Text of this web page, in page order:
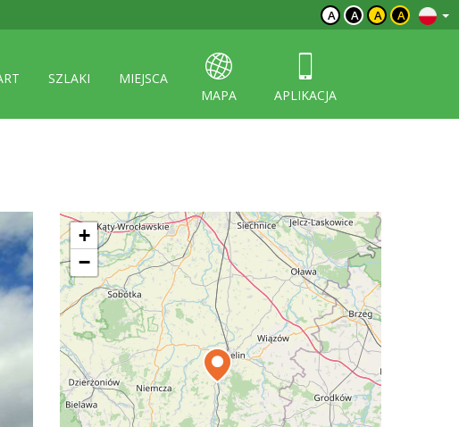
A A A A
SZLAKI
MIEJSCA
MAPA
APLIKACJA
+
−